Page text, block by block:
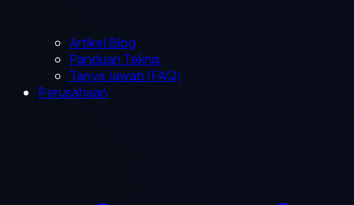
Artikel Blog
Panduan Teknis
Tanya Jawab (FAQ)
Perusahaan